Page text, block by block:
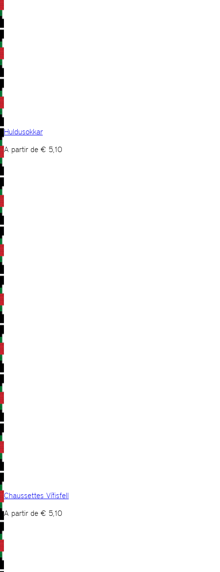
Huldusokkar
A partir de € 5,10
Chaussettes Vífisfell
A partir de € 5,10